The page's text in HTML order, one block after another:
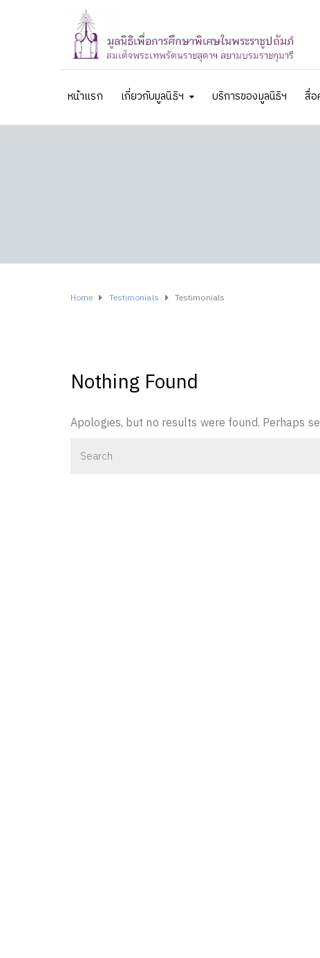
หน้าแรก เกี่ยวกับมูลนิธิฯ บริการของมูลนิธิฯ สื่อ
Home Testimonials Testimonials
Nothing Found
Apologies, but no results were found. Perhaps